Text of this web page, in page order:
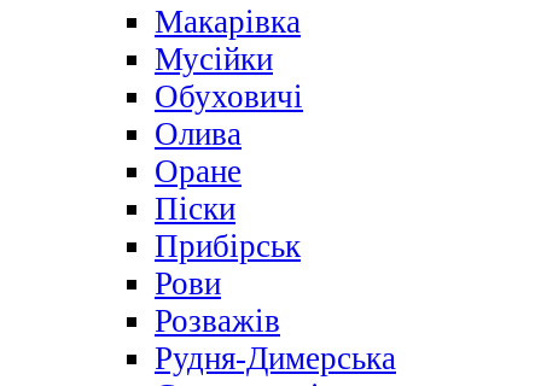
Макарівка
Мусійки
Обуховичі
Олива
Оране
Піски
Прибірськ
Рови
Розважів
Рудня-Димерська